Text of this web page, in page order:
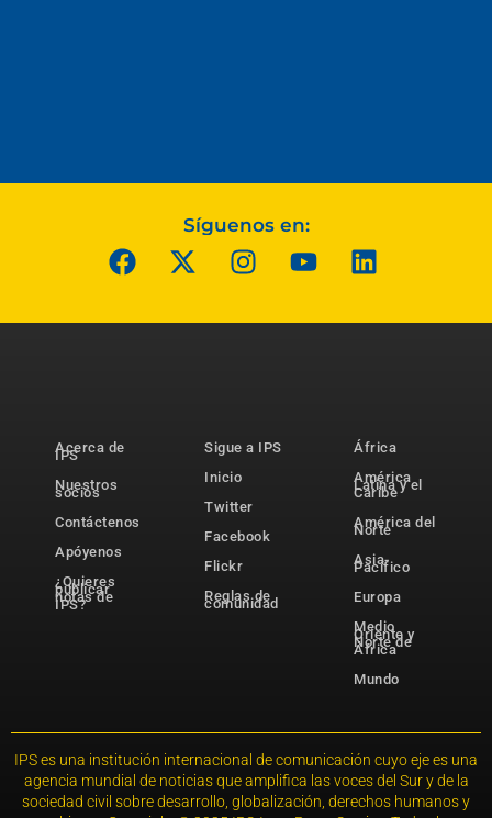
Síguenos en:
Acerca de
IPS
Nuestros
socios
Contáctenos
Apóyenos
¿Quieres
publicar
notas de
IPS?
Sigue a IPS
Inicio
Twitter
Facebook
Flickr
Reglas de
comunidad
África
América
Latina y el
Caribe
América del
Norte
Asia-
Pacífico
Europa
Medio
Oriente y
Norte de
África
Mundo
IPS es una institución internacional de comunicación cuyo eje es una
agencia mundial de noticias que amplifica las voces del Sur y de la
sociedad civil sobre desarrollo, globalización, derechos humanos y